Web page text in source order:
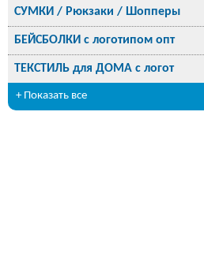
СУМКИ / Рюкзаки / Шопперы
БЕЙСБОЛКИ с логотипом опт
ТЕКСТИЛЬ для ДОМА с логот
+ Показать все